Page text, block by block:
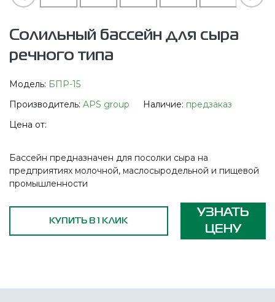
Солильный бассейн для сыра
речного типа
Модель: БПР-15
Производитель: APS group Наличие: предзаказ
Цена от:
Бассейн предназначен для посолки сыра на
предприятиях молочной, маслосыродельной и пищевой
промышленности
КУПИТЬ В 1 КЛИК
УЗНАТЬ
ЦЕНУ